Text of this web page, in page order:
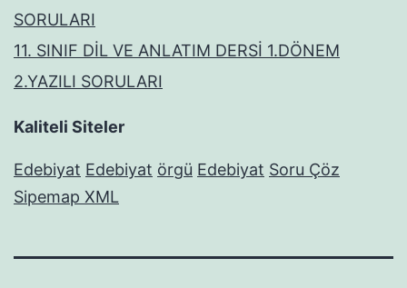
SORULARI
11. SINIF DİL VE ANLATIM DERSİ 1.DÖNEM
2.YAZILI SORULARI
Kaliteli Siteler
Edebiyat Edebiyat örgü Edebiyat Soru Çöz
Sipemap XML